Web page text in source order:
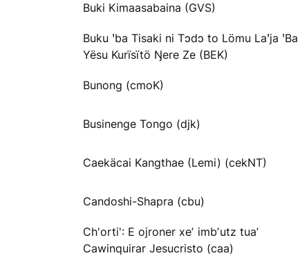
Buki Kimaasabaina (GVS)
Buku ꞌba Tisaki ni Tɔdɔ to Lömu Laꞌja ꞌBa
Yësu Kurïsïtö Ŋere Ze (BEK)
Bunong (cmoK)
Businenge Tongo (djk)
Caekäcai Kangthae (Lemi) (cekNT)
Candoshi-Shapra (cbu)
Ch'orti': E ojroner xeʼ imbʼutz tuaʼ
Cawinquirar Jesucristo (caa)